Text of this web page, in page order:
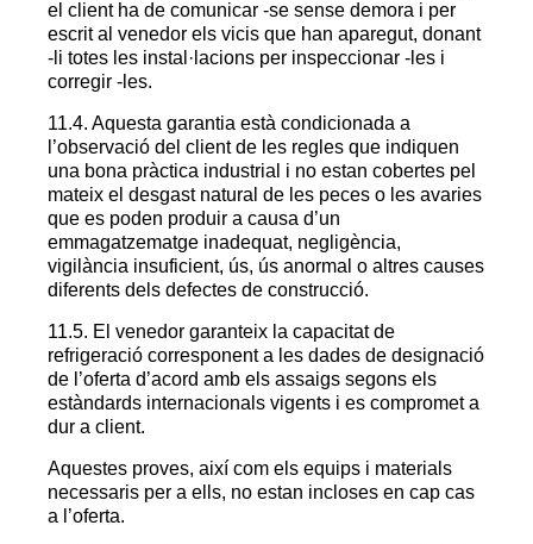
el client ha de comunicar -se sense demora i per
escrit al venedor els vicis que han aparegut, donant
-li totes les instal·lacions per inspeccionar -les i
corregir -les.
11.4. Aquesta garantia està condicionada a
l’observació del client de les regles que indiquen
una bona pràctica industrial i no estan cobertes pel
mateix el desgast natural de les peces o les avaries
que es poden produir a causa d’un
emmagatzematge inadequat, negligència,
vigilància insuficient, ús, ús anormal o altres causes
diferents dels defectes de construcció.
11.5. El venedor garanteix la capacitat de
refrigeració corresponent a les dades de designació
de l’oferta d’acord amb els assaigs segons els
estàndards internacionals vigents i es compromet a
dur a client.
Aquestes proves, així com els equips i materials
necessaris per a ells, no estan incloses en cap cas
a l’oferta.